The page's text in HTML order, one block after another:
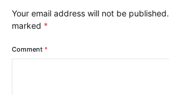
Your email address will not be published.
marked *
Comment *